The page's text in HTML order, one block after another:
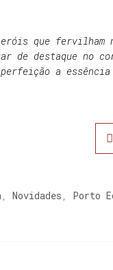
que fervilham
de destaque no
a essência
, Novidades , Porto